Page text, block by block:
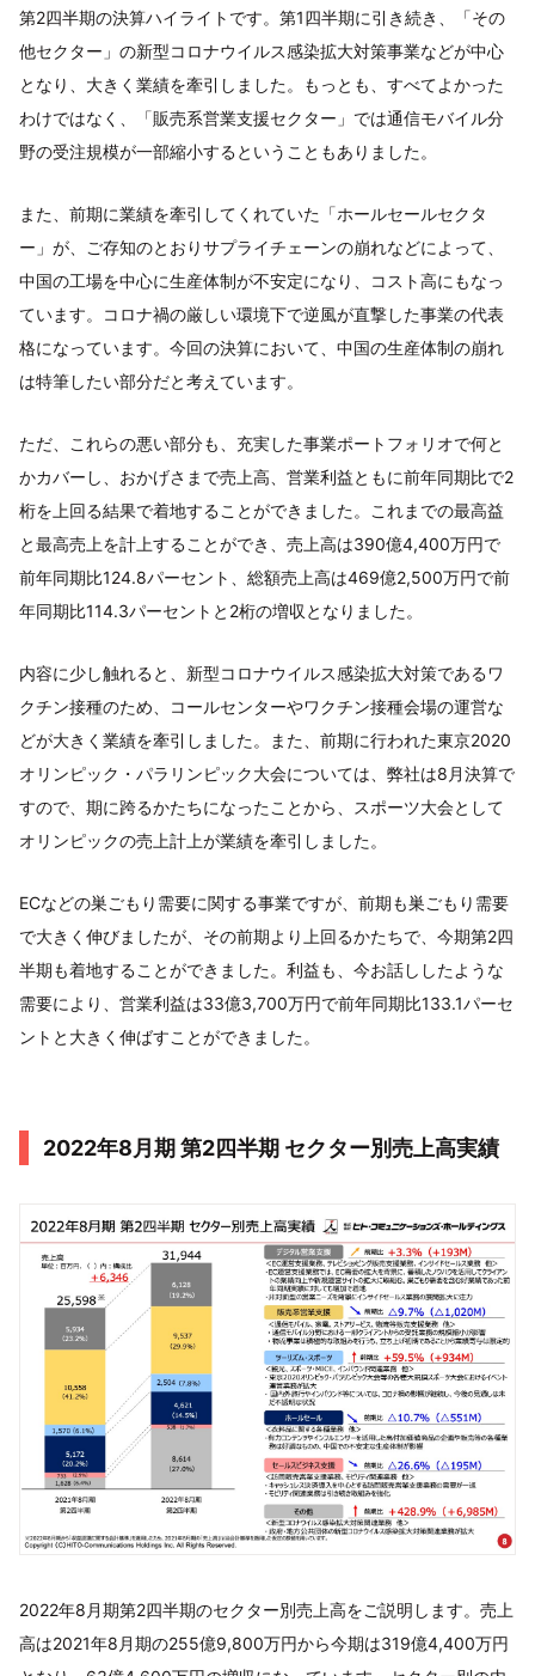
第2四半期の決算ハイライトです。第1四半期に引き続き、「その
他セクター」の新型コロナウイルス感染拡大対策事業などが中心
となり、大きく業績を牽引しました。もっとも、すべてよかった
わけではなく、「販売系営業支援セクター」では通信モバイル分
野の受注規模が一部縮小するということもありました。
また、前期に業績を牽引してくれていた「ホールセールセクタ
ー」が、ご存知のとおりサプライチェーンの崩れなどによって、
中国の工場を中心に生産体制が不安定になり、コスト高にもなっ
ています。コロナ禍の厳しい環境下で逆風が直撃した事業の代表
格になっています。今回の決算において、中国の生産体制の崩れ
は特筆したい部分だと考えています。
ただ、これらの悪い部分も、充実した事業ポートフォリオで何と
かカバーし、おかげさまで売上高、営業利益ともに前年同期比で2
桁を上回る結果で着地することができました。これまでの最高益
と最高売上を計上することができ、売上高は390億4,400万円で
前年同期比124.8パーセント、総額売上高は469億2,500万円で前
年同期比114.3パーセントと2桁の増収となりました。
内容に少し触れると、新型コロナウイルス感染拡大対策であるワ
クチン接種のため、コールセンターやワクチン接種会場の運営な
どが大きく業績を牽引しました。また、前期に行われた東京2020
オリンピック・パラリンピック大会については、弊社は8月決算で
すので、期に跨るかたちになったことから、スポーツ大会として
オリンピックの売上計上が業績を牽引しました。
ECなどの巣ごもり需要に関する事業ですが、前期も巣ごもり需要
で大きく伸びましたが、その前期より上回るかたちで、今期第2四
半期も着地することができました。利益も、今お話ししたような
需要により、営業利益は33億3,700万円で前年同期比133.1パーセ
ントと大きく伸ばすことができました。
2022年8月期 第2四半期 セクター別売上高実績
2022年8月期第2四半期のセクター別売上高をご説明します。売上
高は2021年8月期の255億9,800万円から今期は319億4,400万円